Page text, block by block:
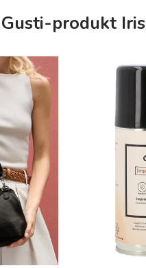
produkt Iris